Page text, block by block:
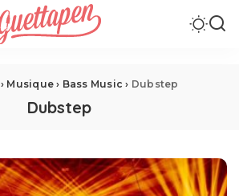
› Musique › Bass Music › Dubstep
Dubstep